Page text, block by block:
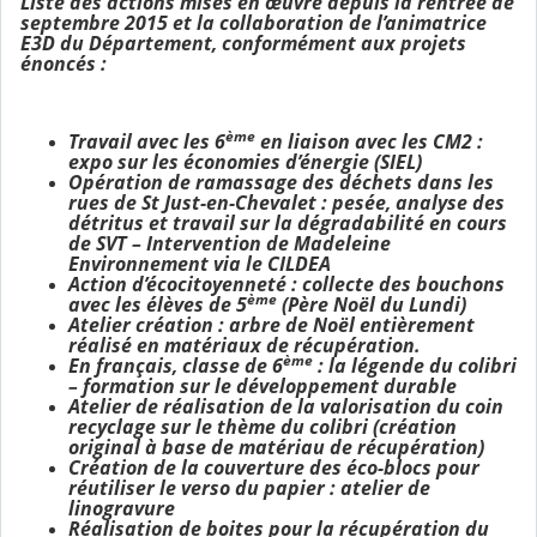
septembre 2015 et la collaboration de l’animatrice
E3D du Département, conformément aux projets
énoncés :
Travail avec les 6ème en liaison avec les CM2 :
expo sur les économies d’énergie (SIEL)
Opération de ramassage des déchets dans les
rues de St Just-en-Chevalet : pesée, analyse des
détritus ettravail sur la dégradabilité en cours
de SVT – Intervention de Madeleine
Environnement via le CILDEA
Action d’écocitoyenneté : collecte des bouchons
avec les élèves de 5ème (Père Noël du Lundi)
Atelier création : arbre de Noël entièrement
réalisé en matériaux de récupération.
En français, classe de 6ème : la légende du colibri
– formation sur le développement durable
Atelier de réalisation de la valorisation du coin
recyclage sur le thème du colibri (création
original à base de matériau de récupération)
Création de la couverture des éco-blocs pour
réutiliser le verso du papier : atelier de
linogravure
Réalisation de boites pour la récupération du